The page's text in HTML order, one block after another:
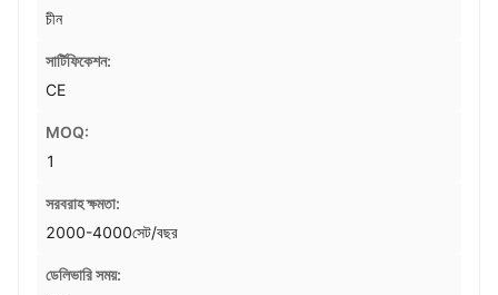
চীন
সার্টিফিকেশন:
CE
MOQ:
1
সরবরাহ ক্ষমতা:
2000-4000সেট/বছর
ডেলিভারি সময়: